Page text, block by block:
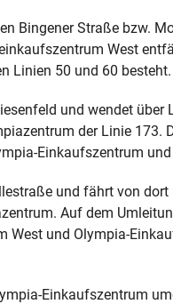
Bingener Straße bzw.
West
Linien 50 und 60 besteht.
und wendet über
der Linie 173.
Einkaufszentrum
und fährt von dort
Auf dem
West und Olympia-
Einkaufszentrum